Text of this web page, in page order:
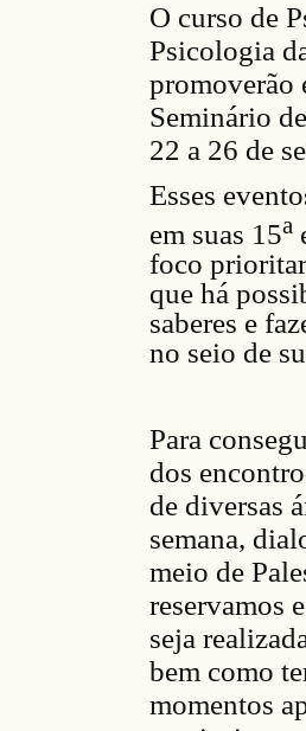
O curso de
Psicologia
promoverão
Seminário
22 a 26 de
Esses e
em suas 15a
foco
que há
saberes e
no seio de
Para
dos
de diversas
semana,
meio de
reservamos
seja
bem como
momentos